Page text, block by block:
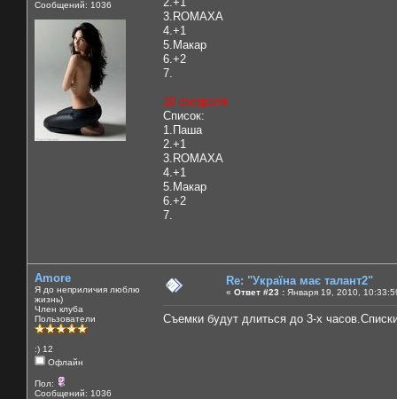
Сообщений: 1036
3.ROMAXA
4.+1
5.Макар
6.+2
7.
10 февраля
Список:
1.Паша
2.+1
3.ROMAXA
4.+1
5.Макар
6.+2
7.
Amore
Я до неприличия люблю
жизнь)
Член клуба
Пользователи
:) 12
Офлайн
Пол:
Сообщений: 1036
Re: "Україна має талант2"
« Ответ #23 : Января 19, 2010,
Съемки будут длиться до 3-х